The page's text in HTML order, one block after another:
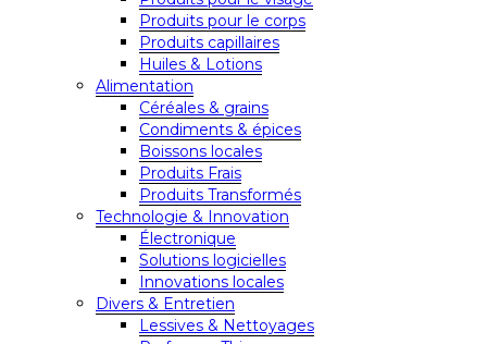
Produits pour le corps
Produits capillaires
Huiles & Lotions
Alimentation
Céréales & grains
Condiments & épices
Boissons locales
Produits Frais
Produits Transformés
Technologie & Innovation
Électronique
Solutions logicielles
Innovations locales
Divers & Entretien
Lessives & Nettoyages